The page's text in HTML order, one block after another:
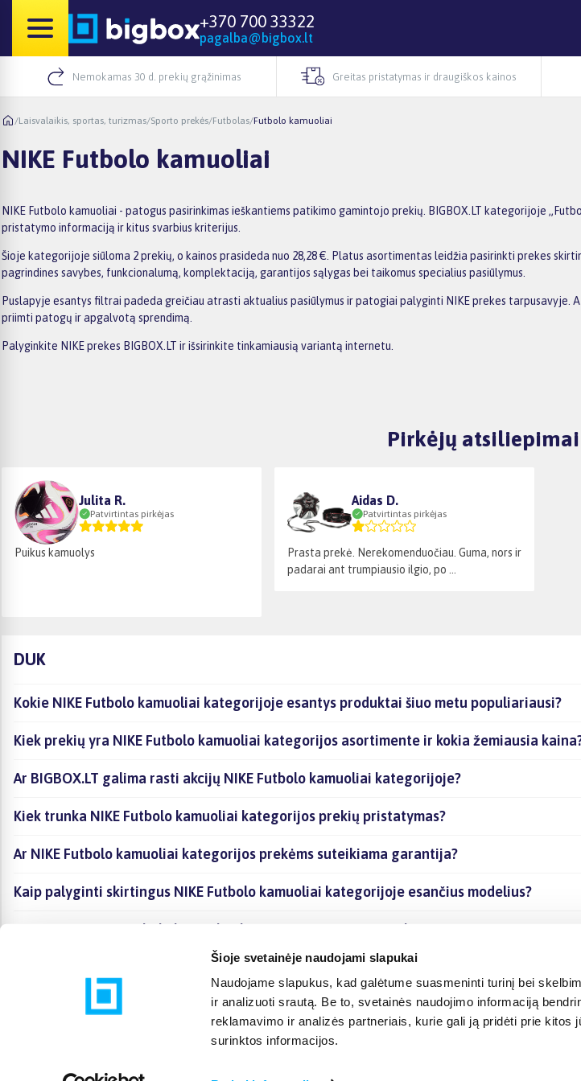
Šioje svetainėje naudojami slapukai
Naudojame slapukus, kad galėtume suasmeninti turinį bei
ir analizuoti srautą. Be to, svetainės naudojimo informaciją
reklamavimo ir analizės partneriais, kurie gali ją pridėti prie kitos
surinktos informacijos.
+370 700 33322
pagalba@bigbox.lt
Nemokamas 30 d. prekių grąžinimas Greitas pristatymas ir draugiškos kainos
/Laisvalaikis, sportas, turizmas/Sporto prekės/Futbolas/Futbolo kamuoliai
NIKE Futbolo kamuoliai
NIKE Futbolo kamuoliai - patogus pasirinkimas ieškantiems patikimo gamintojo prekių. BIGBOX.LT kategorijoje
pristatymo informaciją ir kitus svarbius kriterijus.
Šioje kategorijoje siūloma 2 prekių, o kainos prasideda nuo 28,28 €. Platus asortimentas leidžia pasirinkti prekes
pagrindines savybes, funkcionalumą, komplektaciją, garantijos sąlygas bei taikomus specialius pasiūlymus.
Puslapyje esantys filtrai padeda greičiau atrasti aktualius pasiūlymus ir patogiai palyginti NIKE prekes
priimti patogų ir apgalvotą sprendimą.
Palyginkite NIKE prekes BIGBOX.LT ir išsirinkite tinkamiausią variantą internetu.
Pirkėjų atsiliepimai
Julita R.
Patvirtintas pirkėjas
Puikus kamuolys
Aidas D.
Patvirtintas pirkėjas
Prasta prekė. Nerekomenduočiau. Guma, nors ir
padarai ant trumpiausio ilgio, po ...
DUK
Kokie NIKE Futbolo kamuoliai kategorijoje esantys produktai šiuo metu populiariausi?
Kiek prekių yra NIKE Futbolo kamuoliai kategorijos asortimente ir kokia žemiausia
Ar BIGBOX.LT galima rasti akcijų NIKE Futbolo kamuoliai kategorijoje?
Kiek trunka NIKE Futbolo kamuoliai kategorijos prekių pristatymas?
Ar NIKE Futbolo kamuoliai kategorijos prekėms suteikiama garantija?
Kaip palyginti skirtingus NIKE Futbolo kamuoliai kategorijoje esančius modelius?
Kaip įsigyti NIKE Futbolo kamuoliai kategorijoje esančias prekes internetu?